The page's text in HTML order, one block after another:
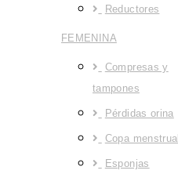
Reductores
FEMENINA
Compresas y
tampones
Pérdidas orina
Copa menstrual
Esponjas